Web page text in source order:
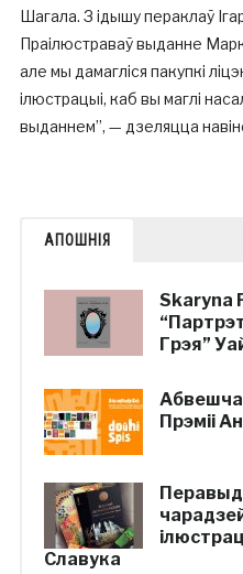
Шагала. З ідышу пераклаў
Праілюстраваў выданне Марк
але мы дамагліся пакупкі
ілюстрацыі, каб вы маглі
выданнем”, — дзеляцца
АПОШНІЯ
Skaryna
Грэя”
Прэміі
Славука